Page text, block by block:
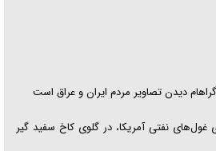
دیدن تصاویر مردم ایران و عراق است
غول‌های نفتی آمریکا، در گلوی کاخ سفید گیر